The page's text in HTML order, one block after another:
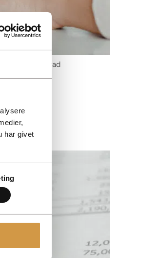
har givet
kravene og hvad